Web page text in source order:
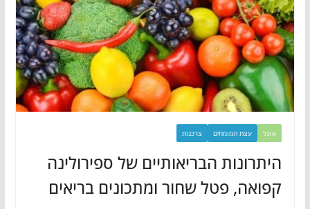
אוכל עצת המומחים צרכנות
היתרונות הבריאותיים של ספירולינה
קפואה, פטל שחור ומתכונים בריאים